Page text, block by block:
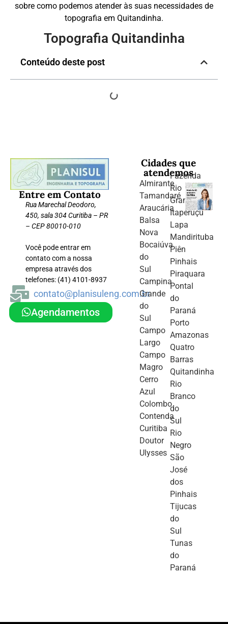
sobre como podemos atender às suas necessidades de
topografia em Quitandinha.
Topografia Quitandinha
Conteúdo deste post
Entre em Contato
Rua Marechal Deodoro,
450, sala 304 Curitiba – PR
– CEP 80010-010
Você pode entrar em
contato com a nossa
empresa através dos
telefones: (41) 4101-8937
contato@planisuleng.com.br
Agendamentos
Cidades que
atendemos
Almirante
Tamandaré
Araucária
Balsa
Nova
Bocaiúva
do
Sul
Campina
Grande
do
Sul
Campo
Largo
Campo
Magro
Cerro
Azul
Colombo
Contenda
Curitiba
Doutor
Ulysses
Fazenda
Rio
Grande
Itaperuçu
Lapa
Mandirituba
Piên
Pinhais
Piraquara
Pontal
do
Paraná
Porto
Amazonas
Quatro
Barras
Quitandinha
Rio
Branco
do
Sul
Rio
Negro
São
José
dos
Pinhais
Tijucas
do
Sul
Tunas
do
Paraná